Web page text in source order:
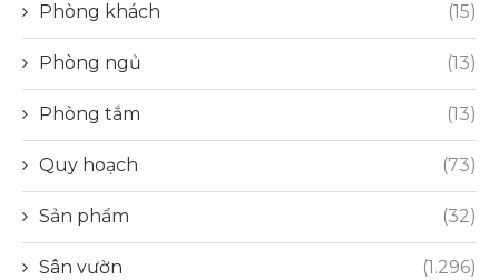
Phòng khách (15)
Phòng ngủ (13)
Phòng tắm (13)
Quy hoạch (73)
Sản phẩm (32)
Sân vườn (1.296)